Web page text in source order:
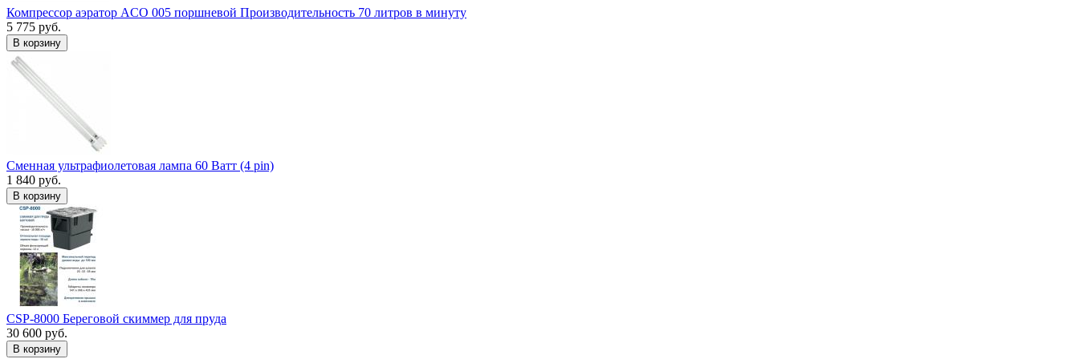
Компрессор аэратор ACO 005 поршневой Производительность 70 литров в минуту
5 775 руб.
В корзину
Сменная ультрафиолетовая лампа 60 Ватт (4 pin)
1 840 руб.
В корзину
CSP-8000 Береговой скиммер для пруда
30 600 руб.
В корзину